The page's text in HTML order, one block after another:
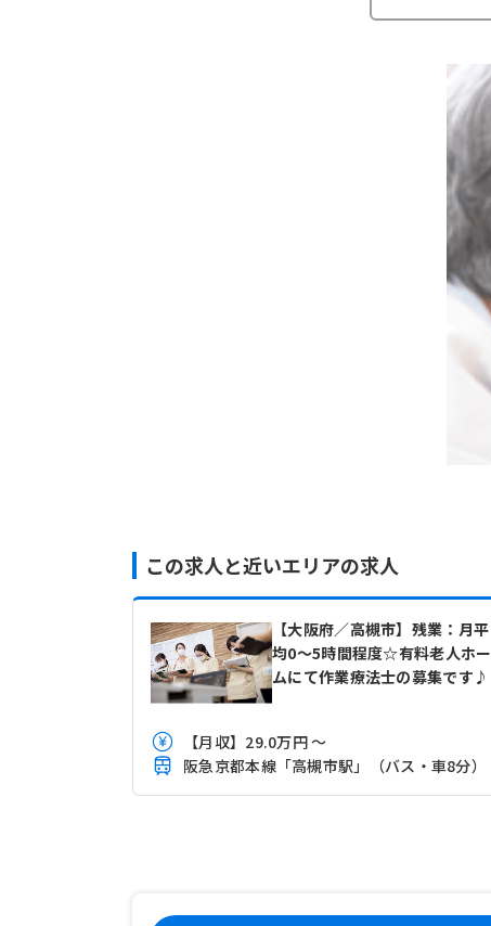
この求人と近いエリアの求人
【大阪府／高槻市】残業：月平
均0～5時間程度☆有料老人ホー
ムにて作業療法士の募集です♪
【月収】29.0万円 ～
阪急京都本線「高槻市駅」（バス・車8分）